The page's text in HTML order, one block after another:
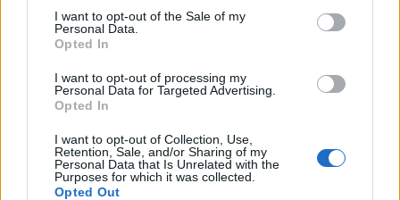
consent section.
I want to opt-out of the Sale of my
Personal Data.
Opted In
I want to opt-out of processing my
Personal Data for Targeted Advertising.
Opted In
I want to opt-out of Collection, Use,
Retention, Sale, and/or Sharing of my
Personal Data that Is Unrelated with the
Purposes for which it was collected.
Opted Out